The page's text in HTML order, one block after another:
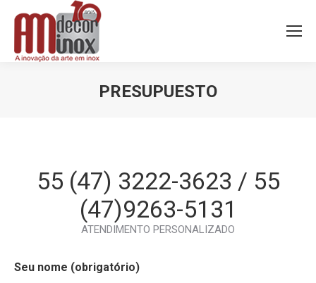
PRESUPUESTO
55 (47) 3222-3623 / 55
(47)9263-5131
ATENDIMENTO PERSONALIZADO
Seu nome (obrigatório)